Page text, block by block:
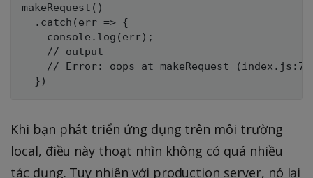
makeRequest()
  .catch(err => {
    console.log(err);
    // output
// Error: oops at makeRequest
Khi bạn phát triển ứng dụng trên môi trường
local, điều này thoạt nhìn không có quá nhiều
tác dụng. Tuy nhiên với production server, nó lại